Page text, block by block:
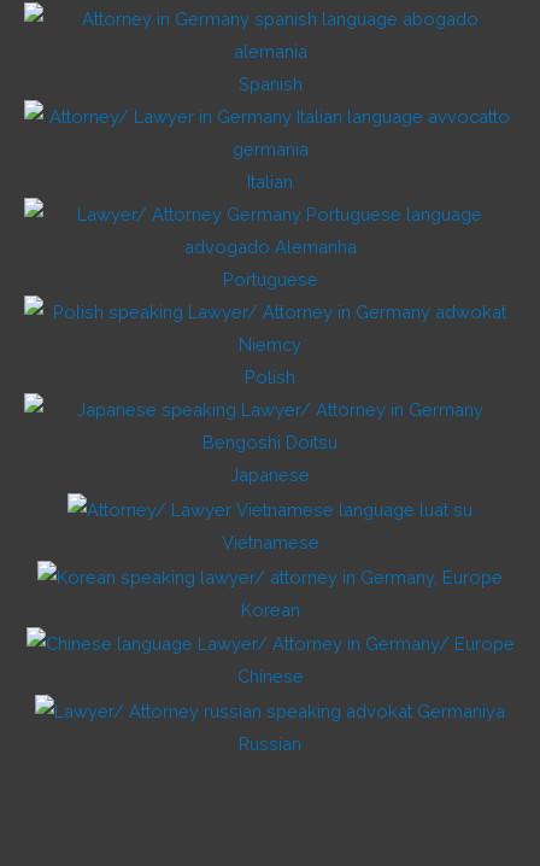
Spanish
Italian
Portuguese
Polish
Japanese
Vietnamese
Korean
Chinese
Russian